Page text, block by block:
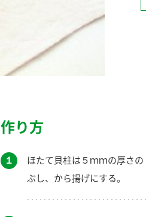
作り方
１ ほたて貝柱は５ｍｍの厚さの
ぶし、から揚げにする。